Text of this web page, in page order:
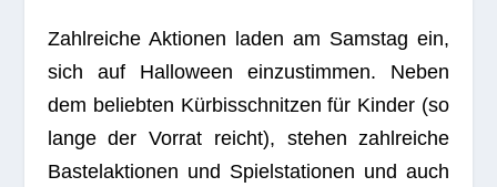
Zahl­rei­che Aktio­nen laden am Sams­tag ein,
sich auf Hal­lo­ween ein­zu­stim­men. Neben
dem belieb­ten Kürbisschnitzen für Kin­der (so
lange der Vor­rat reicht), ste­hen zahl­rei­che
Bas­tel­ak­tio­nen und Spiel­sta­tio­nen und auch